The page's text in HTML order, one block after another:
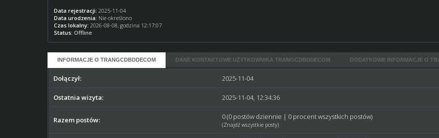
Data rejestracji: 2025-11-04
Data urodzenia: Nie określono
Czas lokalny: 2026-08-08, godzina 12:17:07
Status: Offline
INFORMACJE O TRANGCDBDDECOM DANE KONTAKTOWE UŻYTKOWNIKA TRANGCDBDDECOM DODATKOWE INFORMACJE O
Dołączył: 2025-11-04
Ostatnia wizyta: 2025-11-04, 12:34:36
Razem postów: 0 (0 postów dziennie | 0 procent wszystkich postów)
(Znajdź wszystkie posty)